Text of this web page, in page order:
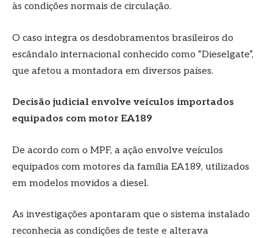
às condições normais de circulação.
O caso integra os desdobramentos brasileiros do
escândalo internacional conhecido como “Dieselgate”,
que afetou a montadora em diversos países.
Decisão judicial envolve veículos importados
equipados com motor EA189
De acordo com o MPF, a ação envolve veículos
equipados com motores da família EA189, utilizados
em modelos movidos a diesel.
As investigações apontaram que o sistema instalado
reconhecia as condições de teste e alterava